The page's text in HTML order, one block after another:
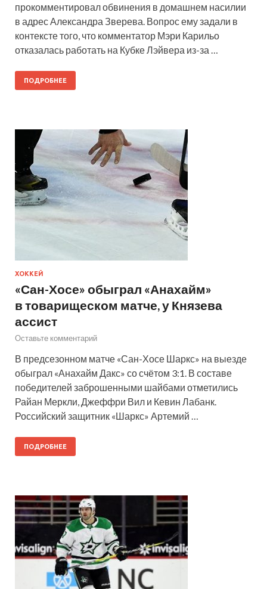
прокомментировал обвинения в домашнем насилии
в адрес Александра Зверева. Вопрос ему задали в
контексте того, что комментатор Мэри Карильо
отказалась работать на Кубке Лэйвера из-за …
ПОДРОБНЕЕ
ХОККЕЙ
«Сан-Хосе» обыграл «Анахайм»
в товарищеском матче, у Князева
ассист
Оставьте комментарий
В предсезонном матче «Сан-Хосе Шаркс» на выезде
обыграл «Анахайм Дакс» со счётом 3:1. В составе
победителей заброшенными шайбами отметились
Райан Меркли, Джеффри Вил и Кевин Лабанк.
Российский защитник «Шаркс» Артемий …
ПОДРОБНЕЕ